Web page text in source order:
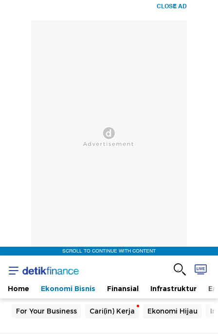
CLOSE AD
SCROLL TO CONTINUE WITH CONTENT
Home Ekonomi Bisnis Finansial Infrastruktur
For Your Business Cari(in) Kerja Ekonomi Hijau